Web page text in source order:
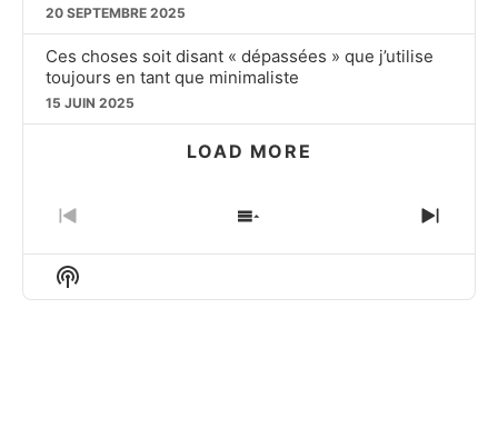
20 SEPTEMBRE 2025
Ces choses soit disant « dépassées » que j’utilise
toujours en tant que minimaliste
15 JUIN 2025
LOAD MORE
PREVIOUS
EPISODE
SHOW
EPISODES
NEXT
Show
Podcast